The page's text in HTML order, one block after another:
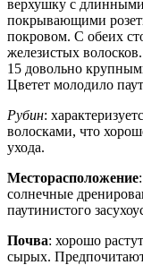
верхушку с
покрывающими
покровом. С обеих
железистых
15 довольно
Цветет молодило
Рубин:
волосками, что
ухода.
Месторасположение
солнечные
паутинистого
Почва: хорошо
сырых.